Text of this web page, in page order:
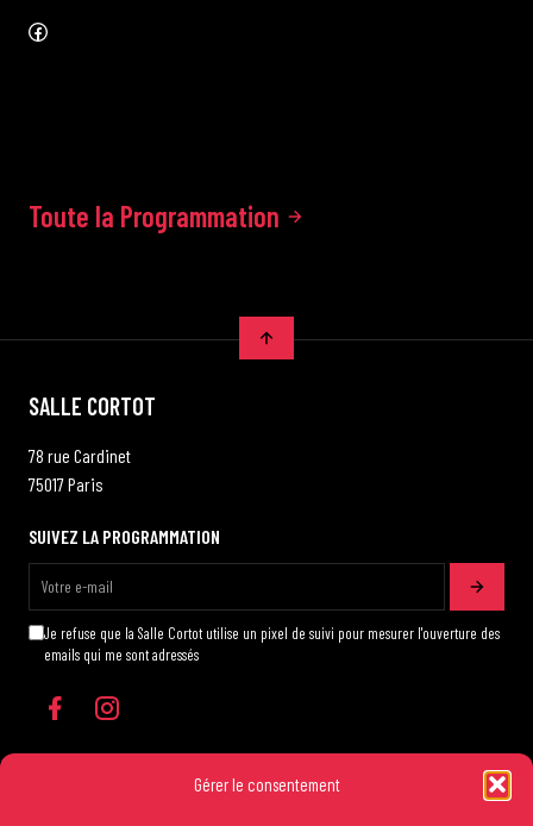
Gérer le consentement
Facebook
Toute la Programmation
SALLE CORTOT
78 rue Cardinet
75017 Paris
SUIVEZ LA PROGRAMMATION
Je refuse que la Salle Cortot utilise un pixel de suivi pour mesurer l'ouverture des
emails qui me sont adressés